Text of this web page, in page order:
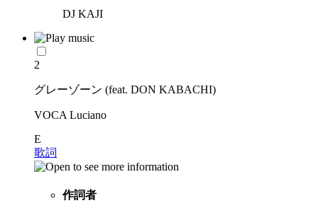
DJ KAJI
2
グレーゾーン (feat. DON KABACHI)
VOCA Luciano
E
歌詞
作詞者